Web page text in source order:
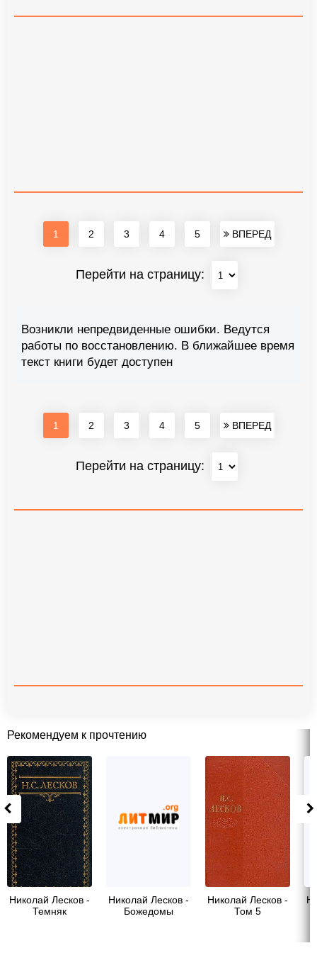
1 2 3 4 5 ВПЕРЕД
Перейти на страницу:
Возникли непредвиденные ошибки. Ведутся
работы по восстановлению. В ближайшее время
текст книги будет доступен
1 2 3 4 5 ВПЕРЕД
Перейти на страницу:
Рекомендуем к прочтению
Николай Лесков -
Темняк
Николай Лесков -
Божедомы
Николай Лесков -
Том 5